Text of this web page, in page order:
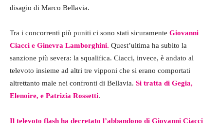
disagio di Marco Bellavia.
Tra i concorrenti più puniti ci sono stati sicuramente Giovanni
Ciacci e Ginevra Lamborghini. Quest’ultima ha subito la
sanzione più severa: la squalifica. Ciacci, invece, è andato al
televoto insieme ad altri tre vipponi che si erano comportati
altrettanto male nei confronti di Bellavia. Si tratta di Gegia,
Elenoire, e Patrizia Rossetti.
Il televoto flash ha decretato l’abbandono di Giovanni Ciacci